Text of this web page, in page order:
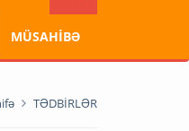
MÜSAHİBƏ
TƏDBİRLƏR